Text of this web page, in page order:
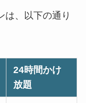
は、以下の通り
24時間かけ
放題